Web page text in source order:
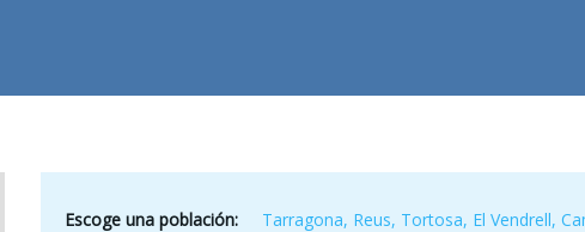
Escoge una población: Tarragona, Reus, Tortosa, El Vendrell,